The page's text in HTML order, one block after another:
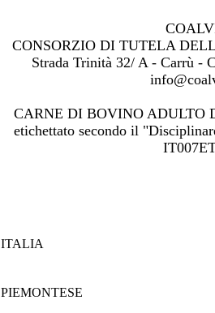
CONSORZIO DI TUTELA
Strada Trinità 32/ A - Carrù -
CARNE DI BOVINO ADULTO
etichettato secondo il
ITALIA
PIEMONTESE